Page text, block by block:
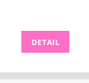
DETAIL